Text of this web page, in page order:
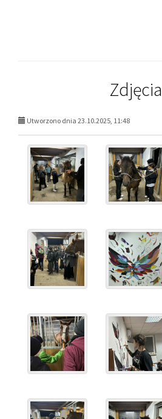
Zdjęcia
Utworzono dnia 23.10.2025, 11:48